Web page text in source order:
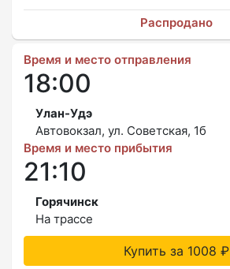
Распродано
Время и место отправления
18:00
Улан-Удэ
Автовокзал, ул. Советская, 1б
Время и место прибытия
21:10
Горячинск
На трассе
Купить за 1008 ₽